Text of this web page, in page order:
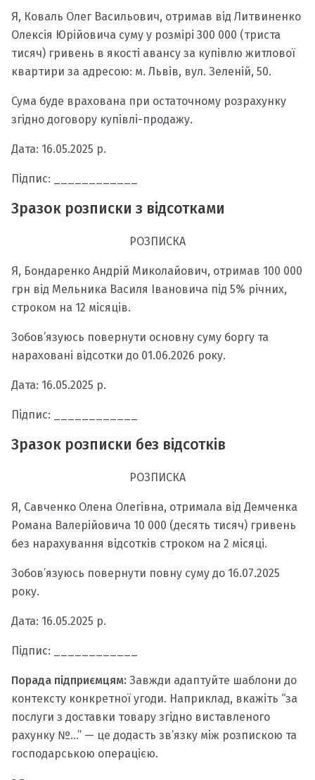
Я, Коваль Олег Васильович, отримав від Литвиненко
Олексія Юрійовича суму у розмірі 300 000 (триста
тисяч) гривень в якості авансу за купівлю житлової
квартири за адресою: м. Львів, вул. Зеленій, 50.
Сума буде врахована при остаточному розрахунку
згідно договору купівлі-продажу.
Дата: 16.05.2025 р.
Підпис: ____________
Зразок розписки з відсотками
РОЗПИСКА
Я, Бондаренко Андрій Миколайович, отримав 100 000
грн від Мельника Василя Івановича під 5% річних,
строком на 12 місяців.
Зобов’язуюсь повернути основну суму боргу та
нараховані відсотки до 01.06.2026 року.
Дата: 16.05.2025 р.
Підпис: ____________
Зразок розписки без відсотків
РОЗПИСКА
Я, Савченко Олена Олегівна, отримала від Демченка
Романа Валерійовича 10 000 (десять тисяч) гривень
без нарахування відсотків строком на 2 місяці.
Зобов’язуюсь повернути повну суму до 16.07.2025
року.
Дата: 16.05.2025 р.
Підпис: ____________
Порада підприємцям: Завжди адаптуйте шаблони до
контексту конкретної угоди. Наприклад, вкажіть “за
послуги з доставки товару згідно виставленого
рахунку №…” — це додасть зв’язку між розпискою та
господарською операцією.